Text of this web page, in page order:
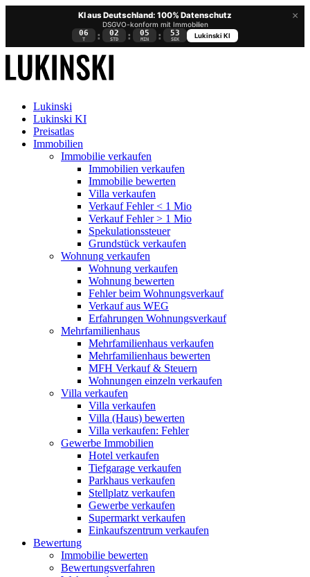
×
KI aus Deutschland: 100% Datenschutz
DSGVO-konform mit Immobilien
06
T : 02
STD : 05
MIN : 52
SEK
Lukinski KI
Lukinski
Lukinski KI
Preisatlas
Immobilien
Immobilie verkaufen
Immobilien verkaufen
Immobilie bewerten
Villa verkaufen
Verkauf Fehler < 1 Mio
Verkauf Fehler > 1 Mio
Spekulationssteuer
Grundstück verkaufen
Wohnung verkaufen
Wohnung verkaufen
Wohnung bewerten
Fehler beim Wohnungsverkauf
Verkauf aus WEG
Erfahrungen Wohnungsverkauf
Mehrfamilienhaus
Mehrfamilienhaus verkaufen
Mehrfamilienhaus bewerten
MFH Verkauf & Steuern
Wohnungen einzeln verkaufen
Villa verkaufen
Villa verkaufen
Villa (Haus) bewerten
Villa verkaufen: Fehler
Gewerbe Immobilien
Hotel verkaufen
Tiefgarage verkaufen
Parkhaus verkaufen
Stellplatz verkaufen
Gewerbe verkaufen
Supermarkt verkaufen
Einkaufszentrum verkaufen
Bewertung
Immobilie bewerten
Bewertungsverfahren